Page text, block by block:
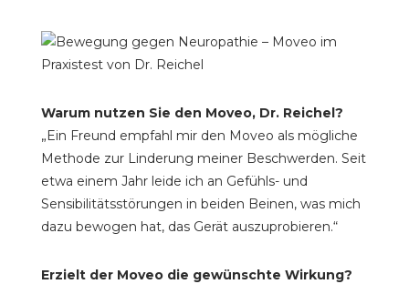
Warum nutzen Sie den Moveo, Dr. Reichel?
„Ein Freund empfahl mir den Moveo als mögliche
Methode zur Linderung meiner Beschwerden. Seit
etwa einem Jahr leide ich an Gefühls- und
Sensibilitätsstörungen in beiden Beinen, was mich
dazu bewogen hat, das Gerät auszuprobieren.“
Erzielt der Moveo die gewünschte Wirkung?